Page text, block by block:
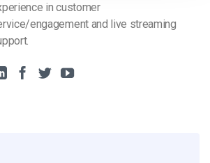
in customer
engagement and live streaming